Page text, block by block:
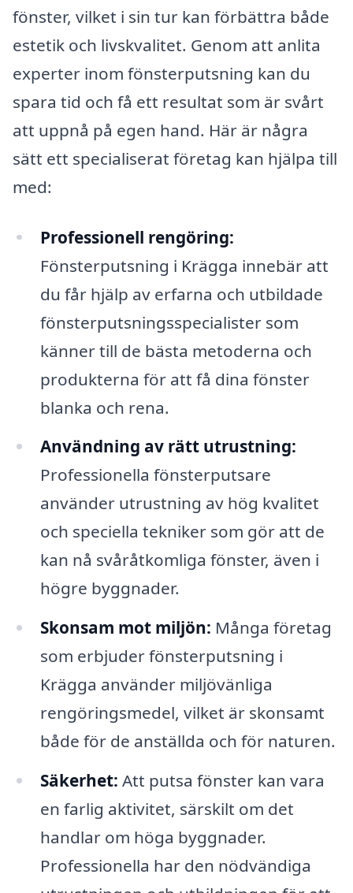
fönster, vilket i sin tur kan förbättra både
estetik och livskvalitet. Genom att anlita
experter inom fönsterputsning kan du
spara tid och få ett resultat som är svårt
att uppnå på egen hand. Här är några
sätt ett specialiserat företag kan hjälpa till
med:
Professionell rengöring:
Fönsterputsning i Krägga innebär att
du får hjälp av erfarna och utbildade
fönsterputsningsspecialister som
känner till de bästa metoderna och
produkterna för att få dina fönster
blanka och rena.
Användning av rätt utrustning:
Professionella fönsterputsare
använder utrustning av hög kvalitet
och speciella tekniker som gör att de
kan nå svåråtkomliga fönster, även i
högre byggnader.
Skonsam mot miljön: Många företag
som erbjuder fönsterputsning i
Krägga använder miljövänliga
rengöringsmedel, vilket är skonsamt
både för de anställda och för naturen.
Säkerhet: Att putsa fönster kan vara
en farlig aktivitet, särskilt om det
handlar om höga byggnader.
Professionella har den nödvändiga